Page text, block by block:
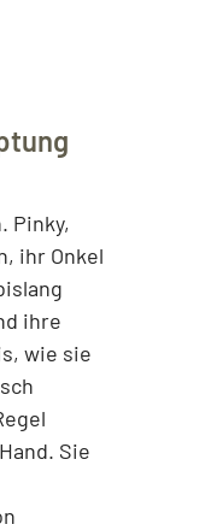
Pinky,
ihr Onkel
ihre
wie sie
Sie